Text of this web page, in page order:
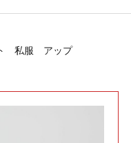
私服 アップ